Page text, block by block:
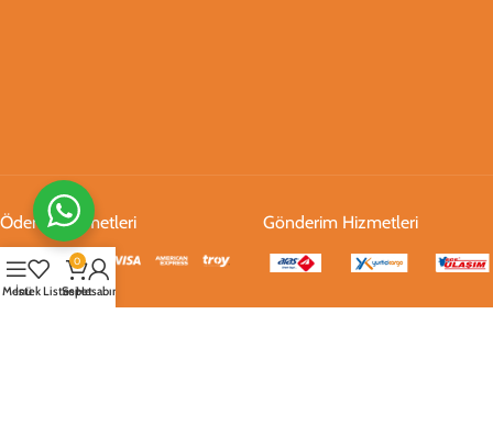
Ödeme Hizmetleri Gönderim Hizmetleri
Menüİstek Listesi
0
SepetHesabım